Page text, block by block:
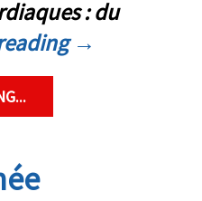
: du
→